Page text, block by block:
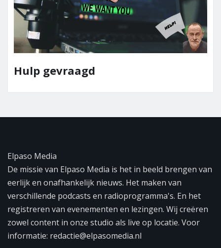
Team Elpaso Media
Elpaso Media
De missie van Elpaso Media is het in beeld brengen van
eerlijk en onafhankelijk nieuws. Het maken van
verschillende podcasts en radioprogramma's. En het
registreren van evenementen en lezingen. Wij creëren
zowel content in onze studio als live op locatie. Voor
informatie: redactie@elpasomedia.nl